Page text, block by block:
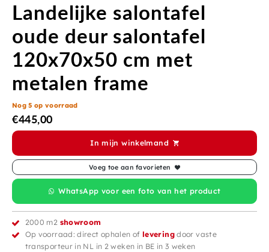
Landelijke salontafel
oude deur salontafel
120x70x50 cm met
metalen frame
Nog 5 op voorraad
€445,00
In mijn winkelmand
Voeg toe aan favorieten
WhatsApp voor een foto van het product
2000 m2 showroom
Op voorraad: direct ophalen ofleveringdoor vaste
transporteur in NL in 2 weken in BE in 3 weken